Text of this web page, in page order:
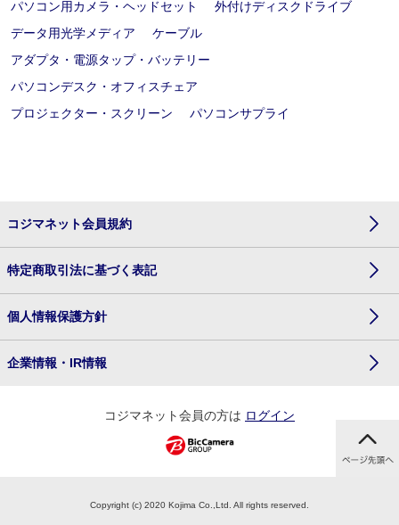
パソコン用カメラ・ヘッドセット
外付けディスクドライブ
データ用光学メディア
ケーブル
アダプタ・電源タップ・バッテリー
パソコンデスク・オフィスチェア
プロジェクター・スクリーン
パソコンサプライ
コジマネット会員規約
特定商取引法に基づく表記
個人情報保護方針
企業情報・IR情報
コジマネット会員の方は ログイン
Copyright (c) 2020 Kojima Co.,Ltd. All rights reserved.